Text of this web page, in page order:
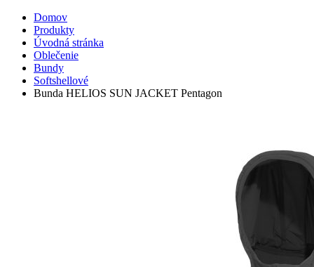
Domov
Produkty
Úvodná stránka
Oblečenie
Bundy
Softshellové
Bunda HELIOS SUN JACKET Pentagon